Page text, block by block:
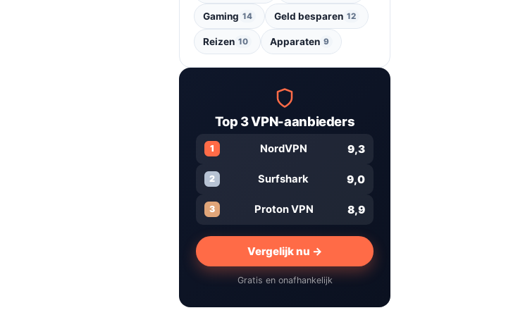
Gaming 14 Geld besparen 12
Reizen 10 Apparaten 9
Top 3 VPN-aanbieders
1 NordVPN 9,3
2 Surfshark 9,0
3 Proton VPN 8,9
Vergelijk nu →
Gratis en onafhankelijk